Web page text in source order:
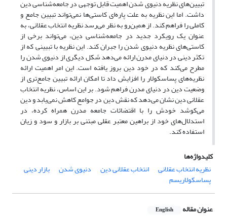
تبیین‌های نظریه دنیوی ‌شدن اهمیت قابل توجهی در جامعه‌شناسی دین
داشت. اما این نظریه به علت پاره‌ای کاستی‌ها نمی‌تواند تبیین جامع و
کاملی را فراهم کند. از همین‌رو به نظر می‌رسد نظریه انتخاب عقلانی، به
عنوان یک رویکرد جدید در جامعه‌شناسی دین، می‌تواند برخی از
کاستی‌های نظریه دنیوی ‌شدن را جبران کند. این نظریه با تبیینی که از
تکثر دینی در دنیای مدرن ارائه می‌دهد شکل دیگری از دنیوی شدن را
مطرح می‌کند که در خود دین بروز یافته است. این امر اهمیت ارائه
نظریه‌های پساسکولار را افزایش داد تا امکان ارائه تبیین جامع‌تری از
وضعیت دین در دنیای مدرن فراهم شود. بر این اساس، نظریه انتخاب
عقلانی دین نشان می‌دهد که نقش دین در جوامع کاهش نمی‌یابد و دین
می‌کوشد خودش را با اقتضائات جامعه مدرن همراه کرده، در
استدلال‌های خود از براهین معتبر عقلی مبتنی بر بازار و سود و زیان
استفاده کند.
کلیدواژه‌ها
نظریه انتخاب عقلانی
انتخاب عقلانی دین دنیوی شدن بازار دینی
پسا‌سکولاریسم
عنوان مقاله English